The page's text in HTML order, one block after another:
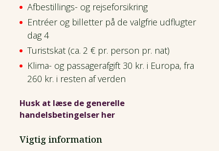
Afbestillings- og rejseforsikring
Entréer og billetter på de valgfrie udflugter
dag 4
Turistskat (ca. 2 € pr. person pr. nat)
Klima- og passagerafgift 30 kr. i Europa, fra
260 kr. i resten af verden
Husk at læse de generelle
handelsbetingelser her
Vigtig information